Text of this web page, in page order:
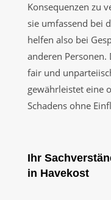
Konsequenzen zu
sie umfassend bei
helfen also bei
anderen Personen.
fair und
gewährleistet eine
Schadens ohne
Ihr
in Havekost